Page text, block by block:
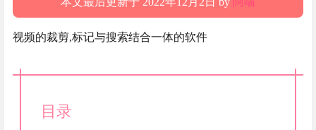
视频的裁剪,标记与搜索结合一体的软件
目录